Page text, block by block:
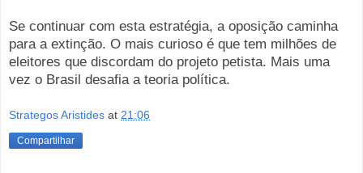
Se continuar com esta estratégia, a oposição caminha
para a extinção. O mais curioso é que tem milhões de
eleitores que discordam do projeto petista. Mais uma
vez o Brasil desafia a teoria política.
Strategos Aristides at 21:06
Compartilhar